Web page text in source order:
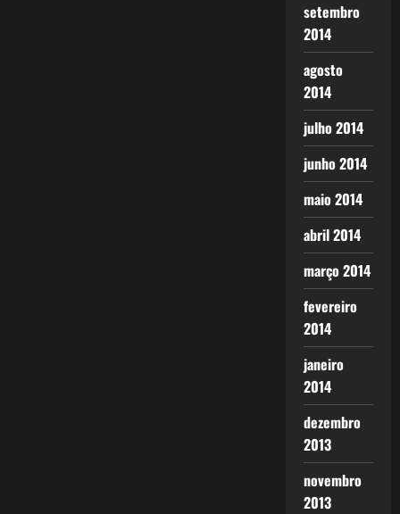
setembro
2014
agosto
2014
julho 2014
junho 2014
maio 2014
abril 2014
março 2014
fevereiro
2014
janeiro
2014
dezembro
2013
novembro
2013